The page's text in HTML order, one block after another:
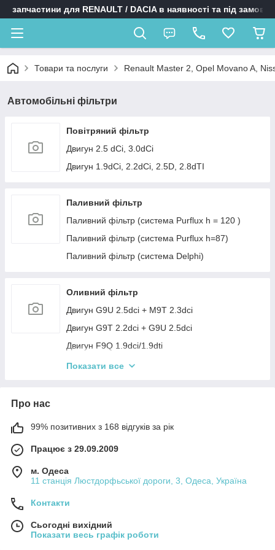
запчастини для RENAULT / DACIA в наявності та під
Товари та послуги Renault Master 2, Opel Movano A,
Автомобільні фільтри
Повітряний фільтр
Двигун 2.5 dCi, 3.0dCi
Двигун 1.9dCi, 2.2dCi, 2.5D, 2.8dTI
Паливний фільтр
Паливний фільтр (система Purflux h = 120 )
Паливний фільтр (система Purflux h=87)
Паливний фільтр (система Delphi)
Оливний фільтр
Двигун G9U 2.5dci + M9T 2.3dci
Двигун G9T 2.2dci + G9U 2.5dci
Двигун F9Q 1.9dci/1.9dti
Двигун S8U 2.5D + S9W 2.8dti
Показати все
Про нас
99% позитивних з 168 відгуків за рік
Працює з 29.09.2009
м. Одеса
11 станція Люстдорфьської дороги, 3, Одеса, Україна
Контакти
Сьогодні вихідний
Показати весь графік роботи